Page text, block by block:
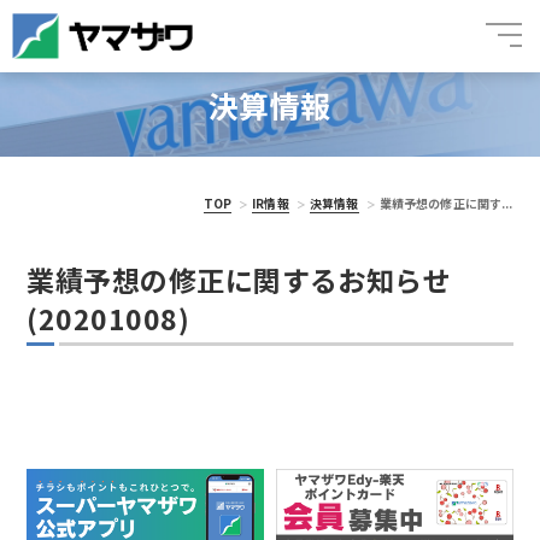
決算情報
TOP IR情報 決算情報 業績予想の修正に関す...
業績予想の修正に関するお知らせ
(20201008)